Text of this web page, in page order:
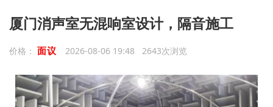
厦门消声室无混响室设计，隔音施工
价格： 面议 2026-08-06 19:48 2643次浏览